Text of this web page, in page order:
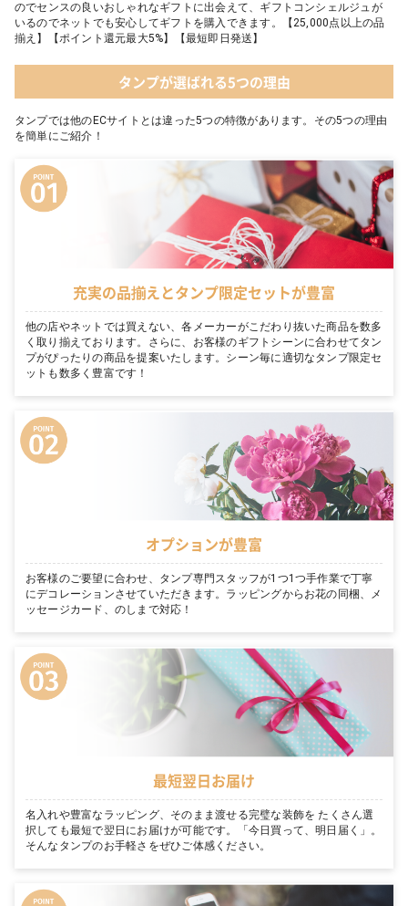
のでセンスの良いおしゃれなギフトに出会えて、ギフトコンシェルジュが
いるのでネットでも安心してギフトを購入できます。【25,000点以上の品
揃え】【ポイント還元最大5%】【最短即日発送】
タンプが選ばれる5つの理由
タンプでは他のECサイトとは違った5つの特徴があります。その5つの理由
を簡単にご紹介！
充実の品揃えとタンプ限定セットが豊富
他の店やネットでは買えない、各メーカーがこだわり抜いた商品を数多
く取り揃えております。さらに、お客様のギフトシーンに合わせてタン
プがぴったりの商品を提案いたします。シーン毎に適切なタンプ限定セ
ットも数多く豊富です！
オプションが豊富
お客様のご要望に合わせ、タンプ専門スタッフが1つ1つ手作業で丁寧
にデコレーションさせていただきます。ラッピングからお花の同梱、メ
ッセージカード、のしまで対応！
最短翌日お届け
名入れや豊富なラッピング、そのまま渡せる完璧な装飾を たくさん選
択しても最短で翌日にお届けが可能です。「今日買って、明日届く」。
そんなタンプのお手軽さをぜひご体感ください。